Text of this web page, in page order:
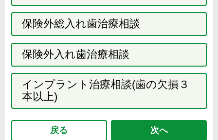
保険外総入れ歯治療相談
保険外入れ歯治療相談
インプラント治療相談(歯の欠損３
本以上)
戻る